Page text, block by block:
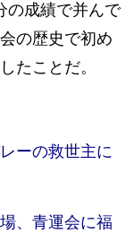
の成績で并んで
の歴史で初め
たことだ。
ーの救世主に
、青運会に福